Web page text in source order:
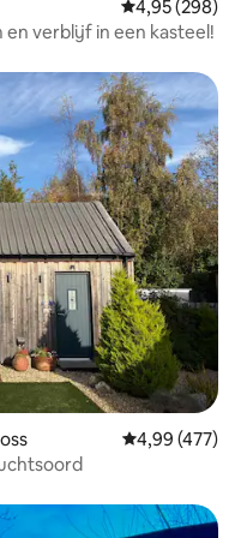
Gemiddelde
4,95 (298)
verblijf in een kasteel!
Gemiddelde
4,99 (477)